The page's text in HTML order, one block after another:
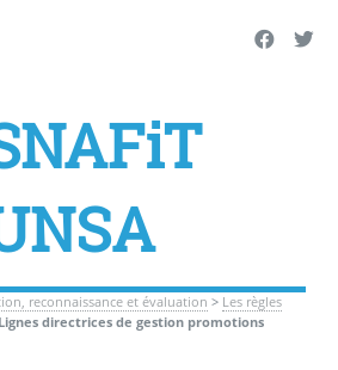
reconnaissance et évaluation > Les règles
Lignes directrices de gestion promotions